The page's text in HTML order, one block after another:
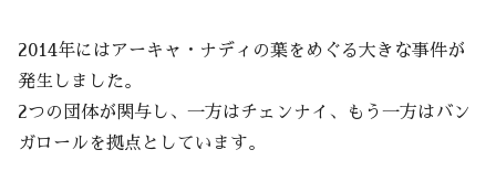
2014年にはアーキャ・ナディの葉をめぐる大きな事件が
発生しました。
2つの団体が関与し、一方はチェンナイ、もう一方はバン
ガロールを拠点としています。